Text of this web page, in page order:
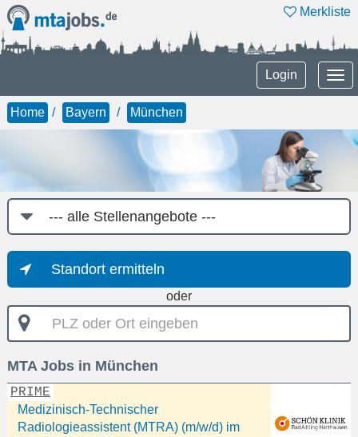
Merkliste
Login
Home Bayern München
Job-
Kategorie
Standort ermitteln
oder
PLZ
oder
eingeben
MTA Jobs in München
PRIME
Medizinisch-Technischer
Radiologieassistent (MTRA) (m/w/d) im